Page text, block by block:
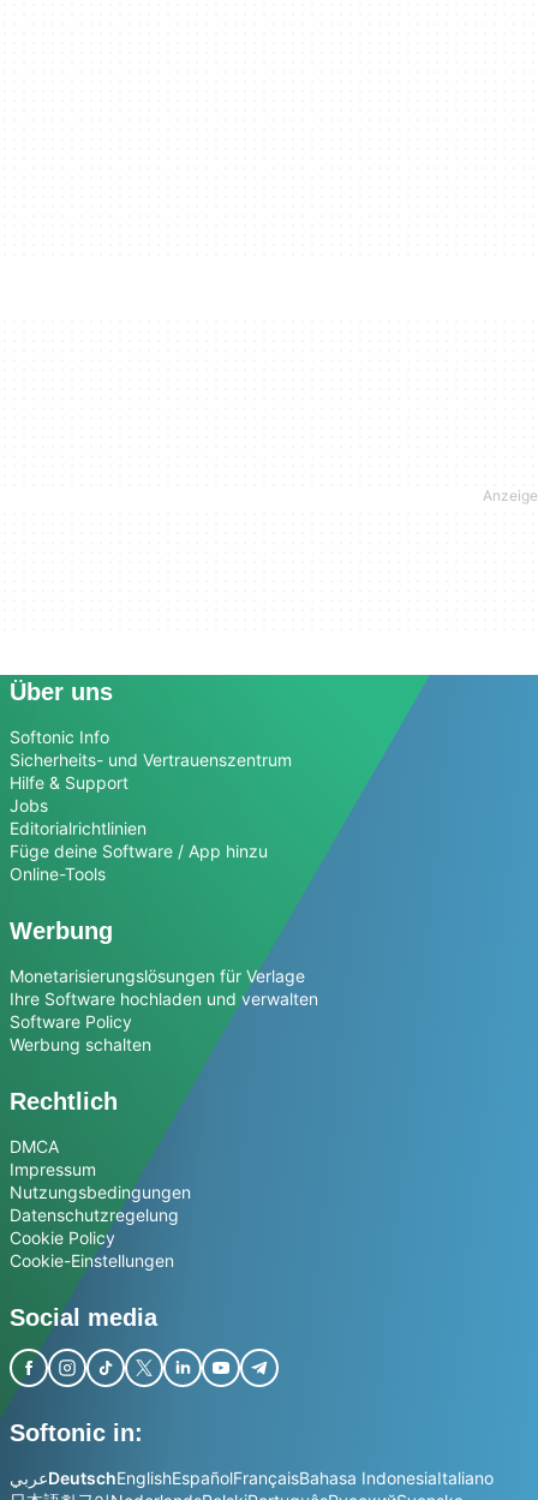
Über uns
Softonic Info
Sicherheits- und Vertrauenszentrum
Hilfe & Support
Jobs
Editorialrichtlinien
Füge deine Software / App hinzu
Online-Tools
Werbung
Monetarisierungslösungen für Verlage
Ihre Software hochladen und verwalten
Software Policy
Werbung schalten
Rechtlich
DMCA
Impressum
Nutzungsbedingungen
Datenschutzregelung
Cookie Policy
Cookie-Einstellungen
Social media
Softonic in:
عربيDeutschEnglishEspañolFrançaisBahasa IndonesiaItaliano